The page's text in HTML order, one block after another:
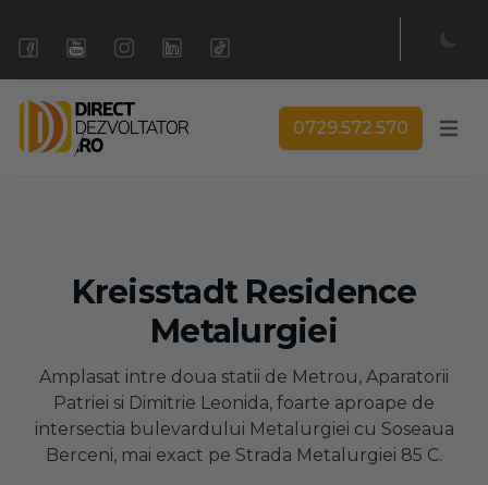
0729.572.570 Open
Kreisstadt Residence
Metalurgiei
Amplasat intre doua statii de Metrou, Aparatorii
Patriei si Dimitrie Leonida, foarte aproape de
intersectia bulevardului Metalurgiei cu Soseaua
Berceni, mai exact pe Strada Metalurgiei 85 C.